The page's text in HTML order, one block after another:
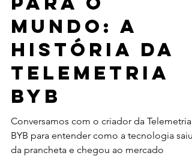
financiamen
to coletivo
para o
mundo: a
história da
telemetria
BYB